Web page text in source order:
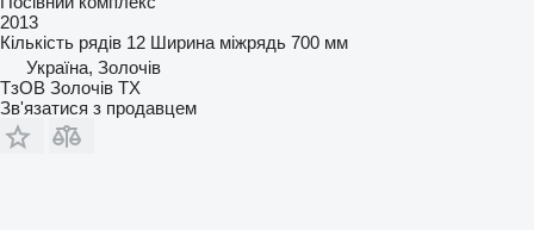
2013
Кількість рядів 12 Ширина міжрядь 700 мм
Україна, Золочів
ТзОВ Золочів ТХ
Зв'язатися з продавцем